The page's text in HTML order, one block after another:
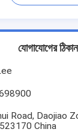
যোগাযোগের
Road, Daojiao
China